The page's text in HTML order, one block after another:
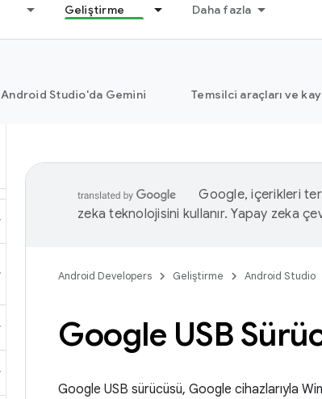
Geliştirme Daha fazla
Android Studio'da Gemini Temsilci araçları ve
Google, içerikleri
zeka teknolojisini kullanır. Yapay zeka
Android Developers Geliştirme Android Studio
Google USB
Google USB sürücüsü, Google cihazlarıyla